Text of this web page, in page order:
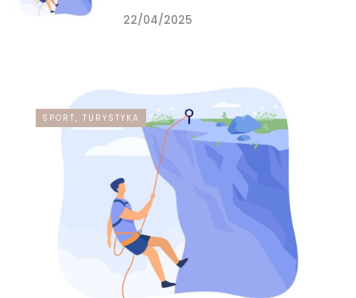
22/04/2025
SPORT, TURYSTYKA